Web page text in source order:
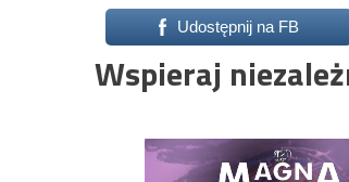
Udostępnij na FB
Wspieraj